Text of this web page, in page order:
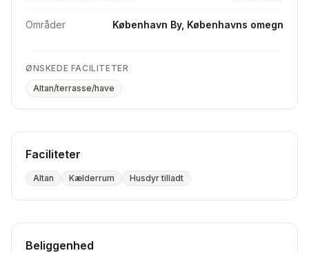
Områder København By, Københavns omegn
ØNSKEDE FACILITETER
Altan/terrasse/have
Faciliteter
Altan Kælderrum Husdyr tilladt
Beliggenhed